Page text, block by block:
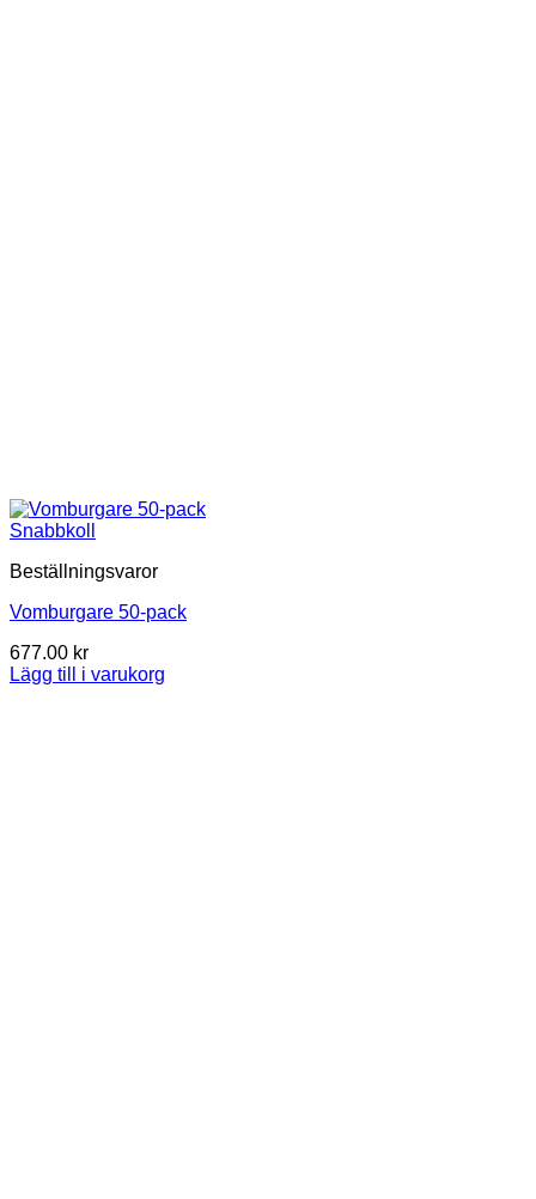
Snabbkoll
Beställningsvaror
Vomburgare 50-pack
677.00 kr
Lägg till i varukorg